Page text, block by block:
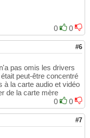
0
0
#6
pas omis les drivers
peut-être concentré
à la carte audio et vidéo
de la carte mère
0
0
#7